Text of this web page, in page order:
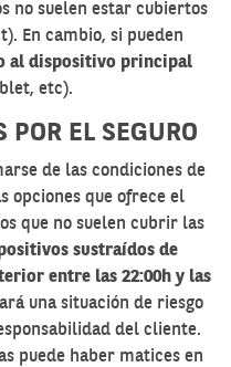
no suelen estar cubiertos
En cambio, si pueden
al dispositivo principal
etc).
POR EL SEGURO
de las condiciones de
opciones que ofrece el
que no suelen cubrir las
sustraídos de
entre las 22:00h y las
una situación de riesgo
del cliente.
puede haber matices en